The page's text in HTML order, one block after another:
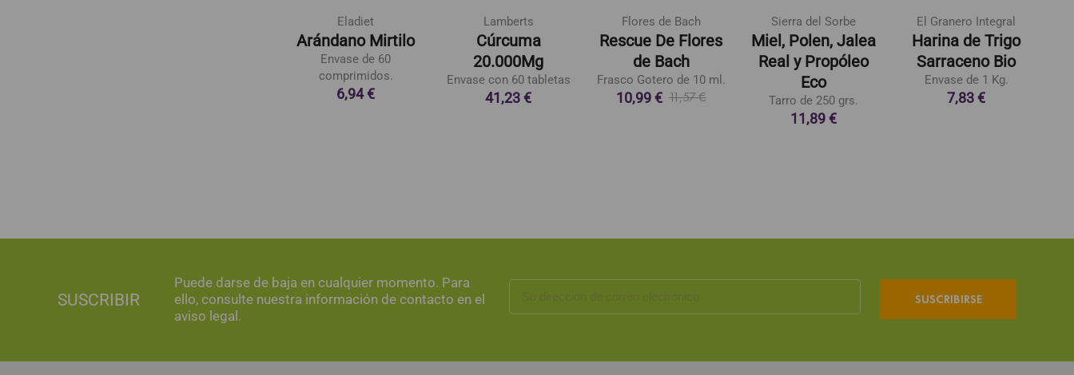
Eladiet
Arándano Mirtilo
Envase de 60
comprimidos.
6,94 €
Lamberts
Cúrcuma
20.000Mg
Envase con 60 tabletas
41,23 €
Flores de Bach
Rescue De Flores
de Bach
Frasco Gotero de 10 ml.
10,99 € 11,57 €
Sierra del Sorbe
Miel, Polen, Jalea
Real y Propóleo
Eco
Tarro de 250 grs.
11,89 €
El Granero Integral
Harina de Trigo
Sarraceno Bio
Envase de 1 Kg.
7,83 €
SUSCRIBIR
Puede darse de baja en cualquier momento. Para
ello, consulte nuestra información de contacto en el
aviso legal.
SUSCRIBIRSE